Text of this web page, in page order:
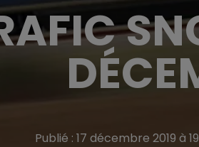
Publié : 17 décembre 2019 à